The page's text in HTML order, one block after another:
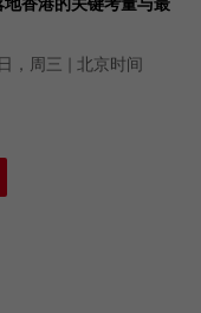
，周三 | 北京时间